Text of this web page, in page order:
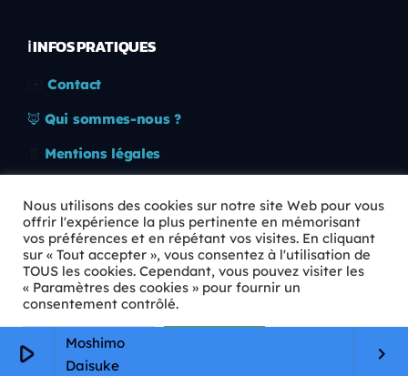
play_arrow
Moshimo
Daisuke
keyboard_arrow_right
ℹ️ INFOS PRATIQUES
Contact
🦊 Qui sommes-nous ?
Mentions légales
🛡️ RGPD
Copyright © 2026 Animkids. Tous droits réservés.
Nous utilisons des cookies sur notre site Web pour vous
offrir l'expérience la plus pertinente en mémorisant
vos préférences et en répétant vos visites. En cliquant
sur « Tout accepter », vous consentez à l'utilisation de
TOUS les cookies. Cependant, vous pouvez visiter les
« Paramètres des cookies » pour fournir un
consentement contrôlé.
Paramètres Cookie